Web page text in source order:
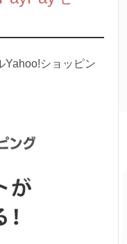
Yahoo!ショッピン